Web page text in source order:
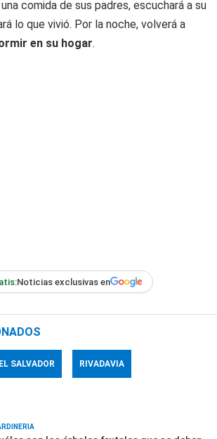
comida de sus padres, escuchará a su
lo que vivió. Por la noche, volverá a
en su hogar.
Noticias exclusivas en
EL SALVADOR RIVADAVIA